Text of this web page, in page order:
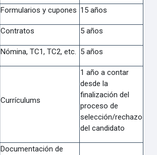
Formularios y cupones 15 años
Contratos 5 años
Nómina, TC1, TC2, etc. 5 años
Currículums
1 año a contar
desde la
finalización del
proceso de
selección/rechazo
del candidato
Documentación de